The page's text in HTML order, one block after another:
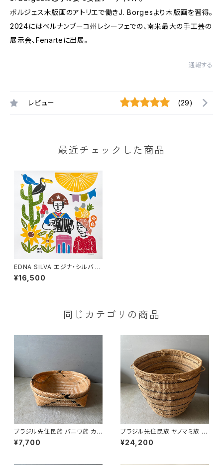
ボルジェス木版画のアトリエで働きJ. Borgesより木版画を習得。
2024にはペルナンブーコ州レシーフェでの、南米最大の手工芸の
展示会、Fenarteに出展。
通報する
レビュー (29)
最近チェックした商品
EDNA SILVA エジナ・シルバ 木
版画 M 正方形【ノルデスチ】
¥16,500
同じカテゴリの商品
ブラジル先住民族 バニワ族 カゴ
’25 （８）
¥7,700
ブラジル先住民族 ヤノマミ族 カ
ゴ '25（１）
¥24,200